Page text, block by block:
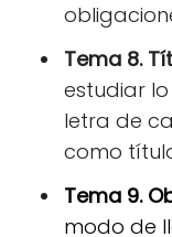
Tema 8.
estudiar
letra de
como
Tema 9.
modo de